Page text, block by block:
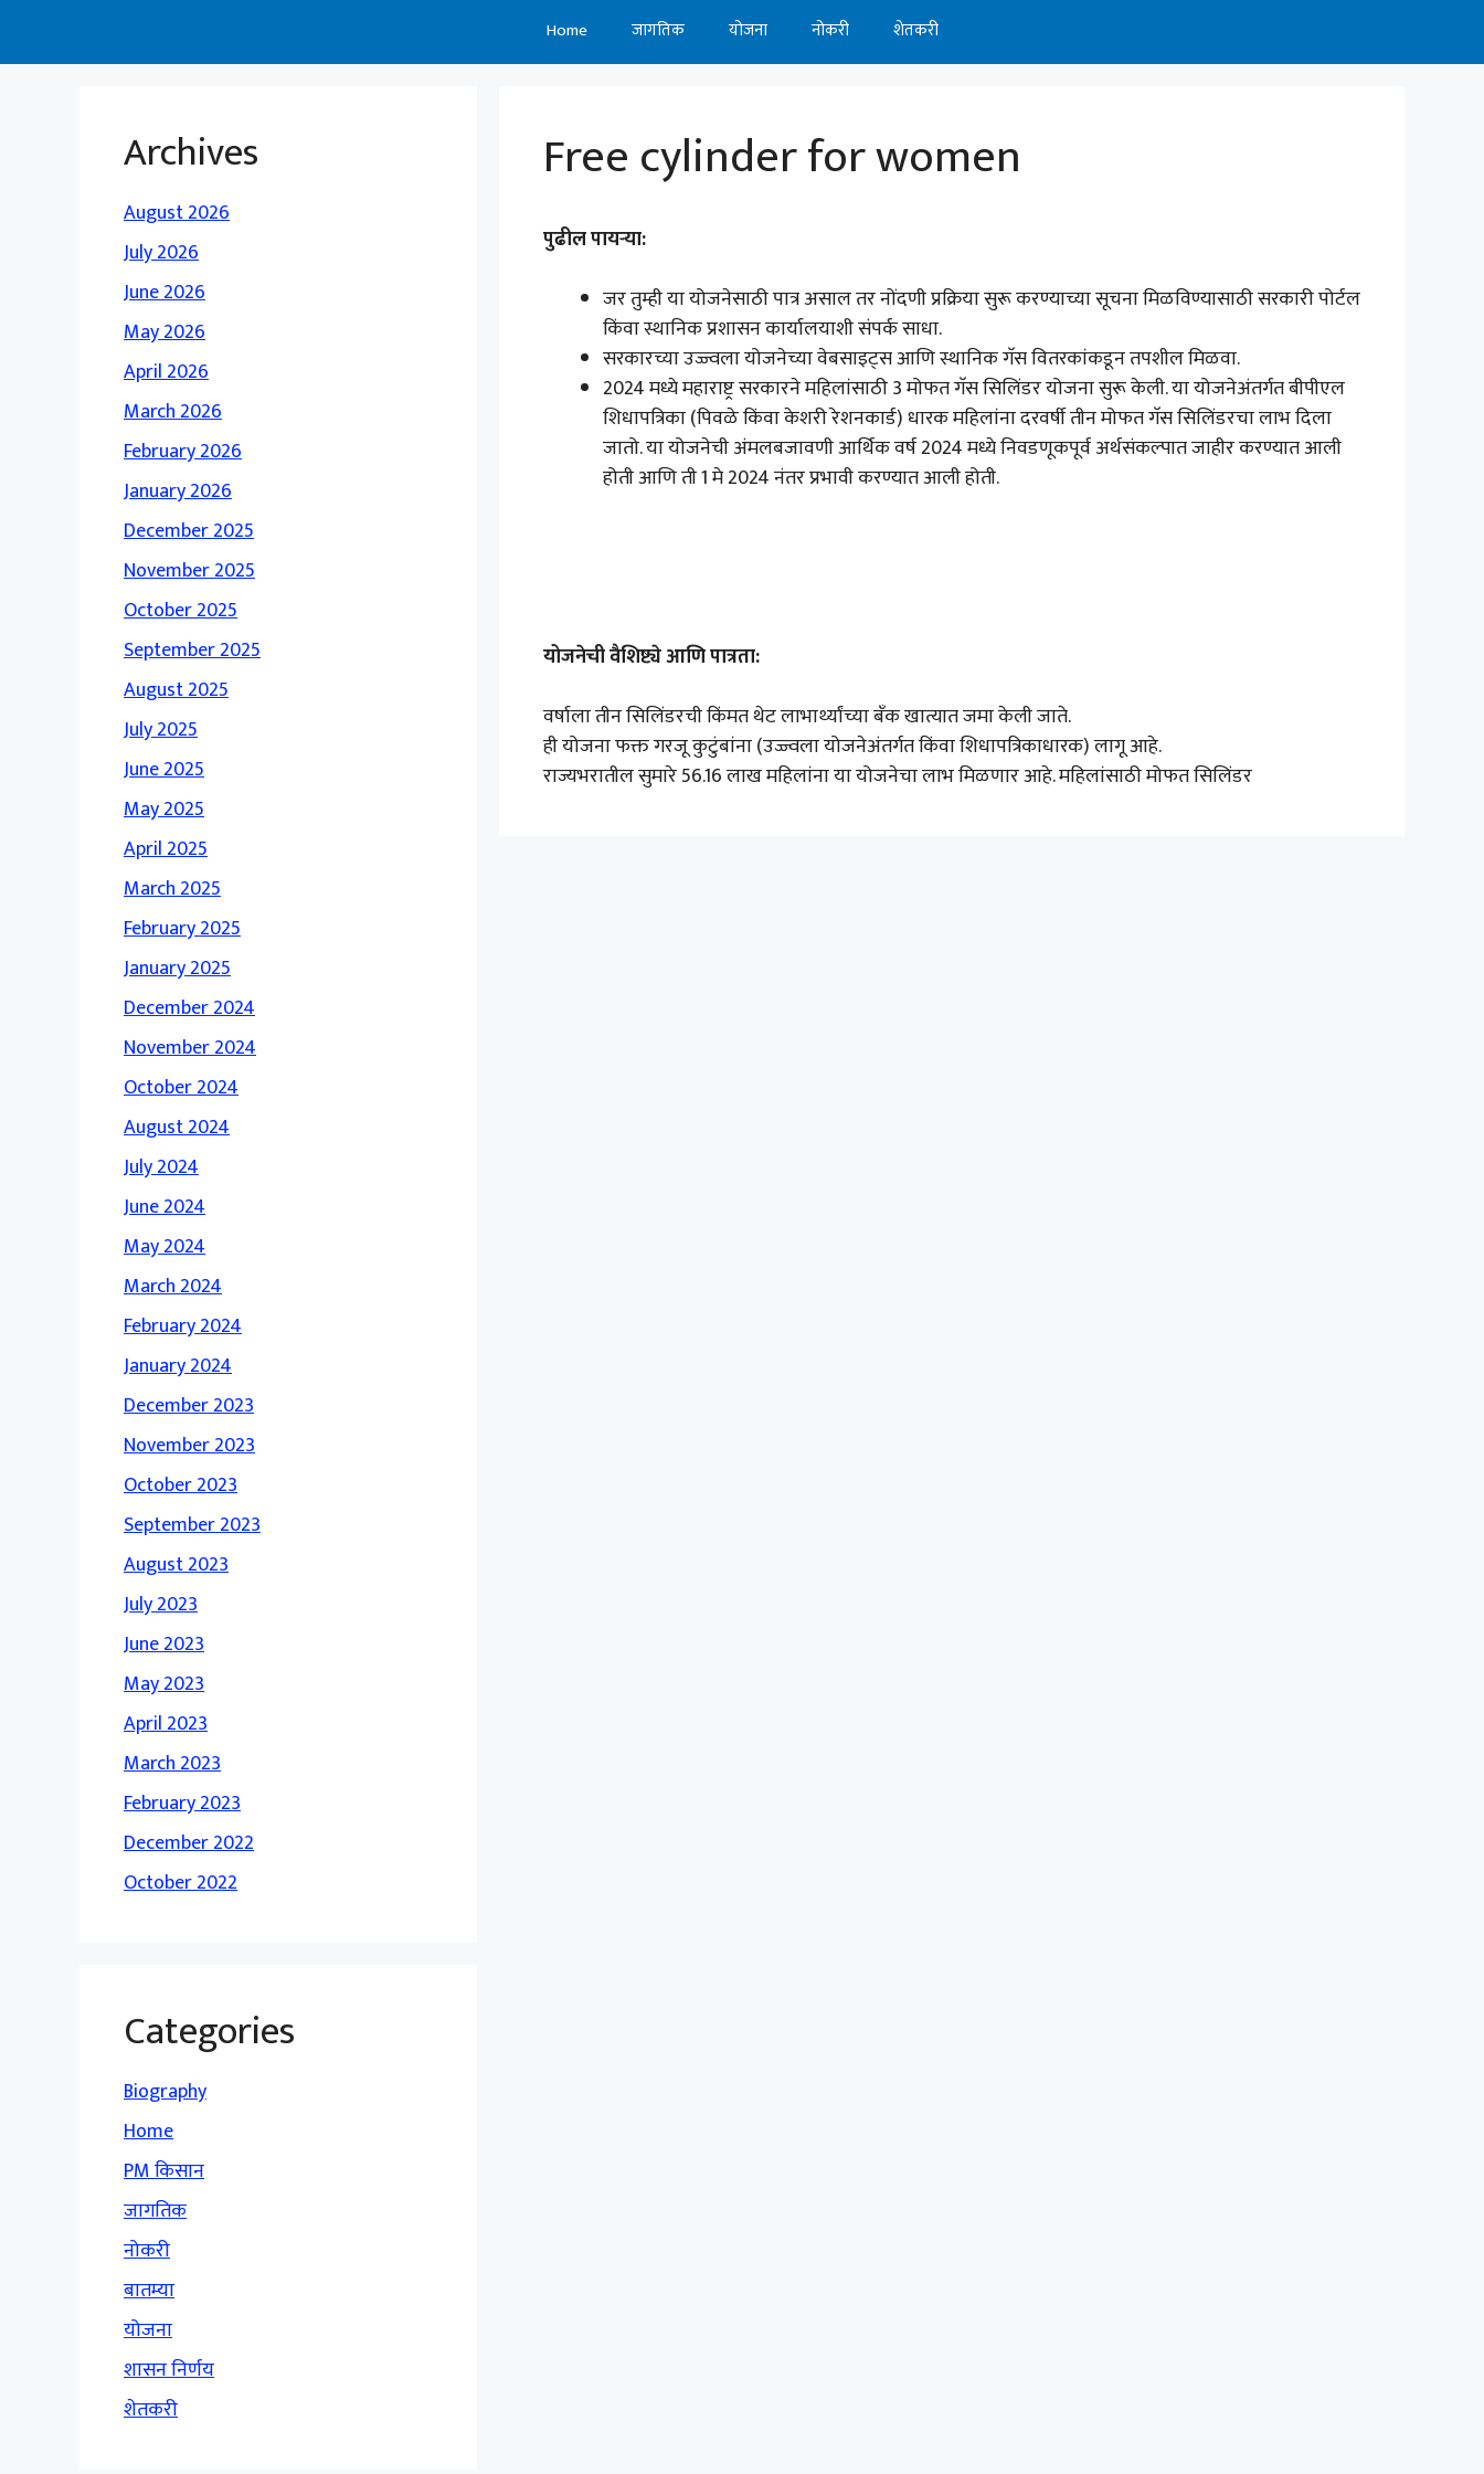
Home जागतिक योजना नोकरी शेतकरी
Free cylinder for women
पुढील पायऱ्या:
जर तुम्ही या योजनेसाठी पात्र असाल तर नोंदणी प्रक्रिया सुरू करण्याच्या सूचना मिळविण्यासाठी सरकारी पोर्टल
किंवा स्थानिक प्रशासन कार्यालयाशी संपर्क साधा.
सरकारच्या उज्ज्वला योजनेच्या वेबसाइट्स आणि स्थानिक गॅस वितरकांकडून तपशील मिळवा.
2024 मध्ये महाराष्ट्र सरकारने महिलांसाठी 3 मोफत गॅस सिलिंडर योजना सुरू केली. या योजनेअंतर्गत बीपीएल
शिधापत्रिका (पिवळे किंवा केशरी रेशनकार्ड) धारक महिलांना दरवर्षी तीन मोफत गॅस सिलिंडरचा लाभ दिला
जातो. या योजनेची अंमलबजावणी आर्थिक वर्ष 2024 मध्ये निवडणूकपूर्व अर्थसंकल्पात जाहीर करण्यात आली
होती आणि ती 1 मे 2024 नंतर प्रभावी करण्यात आली होती.
योजनेची वैशिष्ट्ये आणि पात्रता:
वर्षाला तीन सिलिंडरची किंमत थेट लाभार्थ्यांच्या बँक खात्यात जमा केली जाते.
ही योजना फक्त गरजू कुटुंबांना (उज्ज्वला योजनेअंतर्गत किंवा शिधापत्रिकाधारक) लागू आहे.
राज्यभरातील सुमारे 56.16 लाख महिलांना या योजनेचा लाभ मिळणार आहे. महिलांसाठी मोफत सिलिंडर
Archives
August 2026
July 2026
June 2026
May 2026
April 2026
March 2026
February 2026
January 2026
December 2025
November 2025
October 2025
September 2025
August 2025
July 2025
June 2025
May 2025
April 2025
March 2025
February 2025
January 2025
December 2024
November 2024
October 2024
August 2024
July 2024
June 2024
May 2024
March 2024
February 2024
January 2024
December 2023
November 2023
October 2023
September 2023
August 2023
July 2023
June 2023
May 2023
April 2023
March 2023
February 2023
December 2022
October 2022
Categories
Biography
Home
PM किसान
जागतिक
नोकरी
बातम्या
योजना
शासन निर्णय
शेतकरी